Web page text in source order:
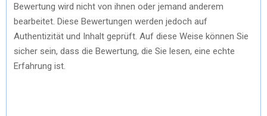
Bewertung wird nicht von ihnen oder jemand anderem
bearbeitet. Diese Bewertungen werden jedoch auf
Authentizität und Inhalt geprüft. Auf diese Weise können Sie
sicher sein, dass die Bewertung, die Sie lesen, eine echte
Erfahrung ist.